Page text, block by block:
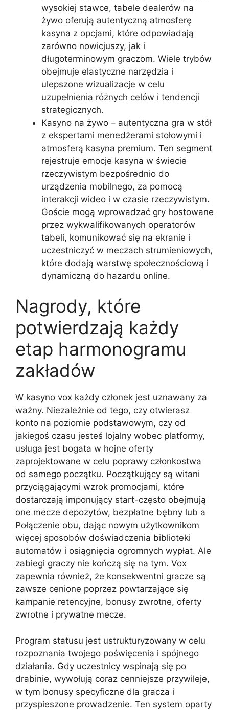
wysokiej stawce, tabele dealerów na
żywo oferują autentyczną atmosferę
kasyna z opcjami, które odpowiadają
zarówno nowicjuszy, jak i
długoterminowym graczom. Wiele trybów
obejmuje elastyczne narzędzia i
ulepszone wizualizacje w celu
uzupełnienia różnych celów i tendencji
strategicznych.
Kasyno na żywo – autentyczna gra w stół
z ekspertami menedżerami stołowymi i
atmosferą kasyna premium. Ten segment
rejestruje emocje kasyna w świecie
rzeczywistym bezpośrednio do
urządzenia mobilnego, za pomocą
interakcji wideo i w czasie rzeczywistym.
Goście mogą wprowadzać gry hostowane
przez wykwalifikowanych operatorów
tabeli, komunikować się na ekranie i
uczestniczyć w meczach strumieniowych,
które dodają warstwę społecznościową i
dynamiczną do hazardu online.
Nagrody, które
potwierdzają każdy
etap harmonogramu
zakładów
W kasyno vox każdy członek jest uznawany za
ważny. Niezależnie od tego, czy otwierasz
konto na poziomie podstawowym, czy od
jakiegoś czasu jesteś lojalny wobec platformy,
usługa jest bogata w hojne oferty
zaprojektowane w celu poprawy członkostwa
od samego początku. Początkujący są witani
przyciągającymi wzrok promocjami, które
dostarczają imponujący start-często obejmują
one mecze depozytów, bezpłatne bębny lub a
Połączenie obu, dając nowym użytkownikom
więcej sposobów doświadczenia biblioteki
automatów i osiągnięcia ogromnych wypłat. Ale
zabiegi graczy nie kończą się na tym. Vox
zapewnia również, że konsekwentni gracze są
zawsze cenione poprzez powtarzające się
kampanie retencyjne, bonusy zwrotne, oferty
zwrotne i prywatne mecze.
Program statusu jest ustrukturyzowany w celu
rozpoznania twojego poświęcenia i spójnego
działania. Gdy uczestnicy wspinają się po
drabinie, wywołują coraz cenniejsze przywileje,
w tym bonusy specyficzne dla gracza i
przyspieszone prowadzenie. Ten system oparty